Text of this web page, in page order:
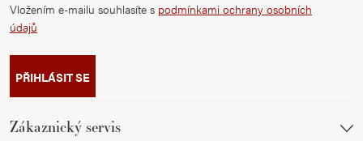
Vložením e-mailu souhlasíte s podmínkami ochrany osobních
údajů
PŘIHLÁSIT SE
Zákaznický servis